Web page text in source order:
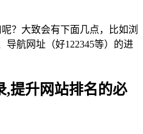
？大致会有下面几点，比如浏
导航网址（好122345等）的进
,提升网站排名的必